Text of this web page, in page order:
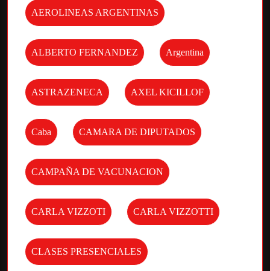
AEROLINEAS ARGENTINAS
ALBERTO FERNANDEZ Argentina
ASTRAZENECA AXEL KICILLOF
Caba CAMARA DE DIPUTADOS
CAMPAÑA DE VACUNACION
CARLA VIZZOTI CARLA VIZZOTTI
CLASES PRESENCIALES